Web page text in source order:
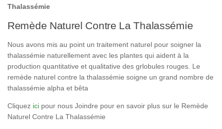
Thalassémie
Remède Naturel Contre La Thalassémie
Nous avons mis au point un traitement naturel pour soigner la
thalassémie naturellement avec les plantes qui aident à la
production quantitative et qualitative des grlobules rouges. Le
remède naturel contre la thalassémie soigne un grand nombre de
thalassémie alpha et bêta
Cliquez ici pour nous Joindre pour en savoir plus sur le Remède
Naturel Contre La Thalassémie